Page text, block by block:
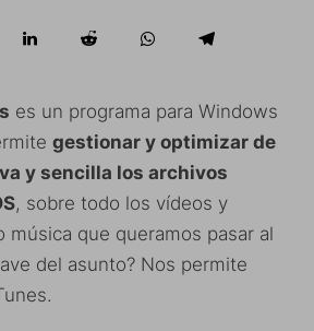
es un programa para Windows
gestionar y optimizar de
y sencilla los archivos
, sobre todo los vídeos y
música que queramos pasar al
del asunto? Nos permite